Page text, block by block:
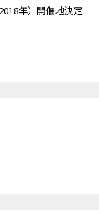
年）開催地決定